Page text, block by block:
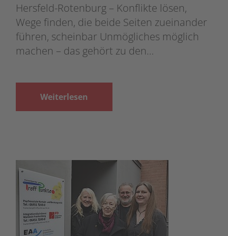
Hersfeld-Rotenburg – Konflikte lösen,
Wege finden, die beide Seiten zueinander
führen, scheinbar Unmögliches möglich
machen – das gehört zu den…
Weiterlesen